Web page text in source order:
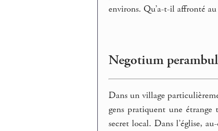
environs. Qu’a-t-il affronté
Negotium
Dans un village
gens pratiquent une
secret local. Dans l’église,